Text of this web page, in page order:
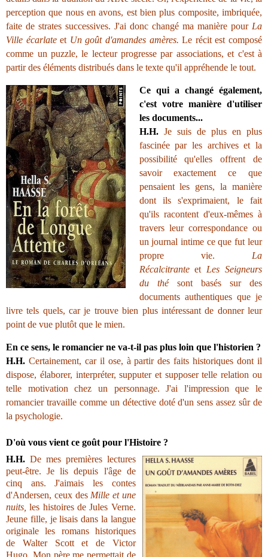
perception que nous en avons, est bien plus composite, imbriquée,
faite de strates successives. J'ai donc changé ma manière pour La
Ville écarlateet Un goût d'amandes amères. Le récit est composé
comme un puzzle, le lecteur progresse par associations, et c'est à
partir des éléments distribués dans le texte qu'il appréhende le tout.
Ce qui a changé également,
c'est votre manière d'utiliser
les documents...
H.H.Je suis de plus en plus
fascinée par les archives et la
possibilité qu'elles offrent de
savoir exactement ce que
pensaient les gens, la manière
dont ils s'exprimaient, le fait
qu'ils racontent d'eux-mêmes à
travers leur correspondance ou
un journal intime ce que fut leur
propre vie. La
Récalcitranteet Les Seigneurs
du thésont basés sur des
documents authentiques que je
livre tels quels, car je trouve bien plus intéressant de donner leur
point de vue plutôt que le mien.
En ce sens, le romancier ne va-t-il pas plus loin que l'historien ?
H.H. Certainement, car il ose, à partir des faits historiques dont il
dispose, élaborer, interpréter, supputer et supposer telle relation ou
telle motivation chez un personnage. J'ai l'impression que le
romancier travaille comme un détective doté d'un sens assez sûr de
la psychologie.
D'où vous vient ce goût pour l'Histoire ?
H.H. De mes premières lectures
peut-être. Je lis depuis l'âge de
cinq ans. J'aimais les contes
d'Andersen, ceux des Mille et une
nuits, les histoires de Jules Verne.
Jeune fille, je lisais dans la langue
originale les romans historiques
de Walter Scott et de Victor